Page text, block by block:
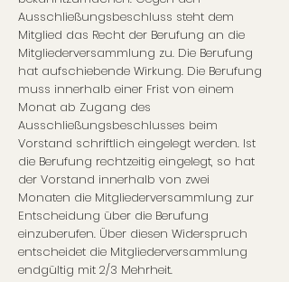
Ausschließungsbeschluss steht dem
Mitglied das Recht der Berufung an die
Mitgliederversammlung zu. Die Berufung
hat aufschiebende Wirkung. Die Berufung
muss innerhalb einer Frist von einem
Monat ab Zugang des
Ausschließungsbeschlusses beim
Vorstand schriftlich eingelegt werden. Ist
die Berufung rechtzeitig eingelegt, so hat
der Vorstand innerhalb von zwei
Monaten die Mitgliederversammlung zur
Entscheidung über die Berufung
einzuberufen. Über diesen Widerspruch
entscheidet die Mitgliederversammlung
endgültig mit 2/3 Mehrheit.